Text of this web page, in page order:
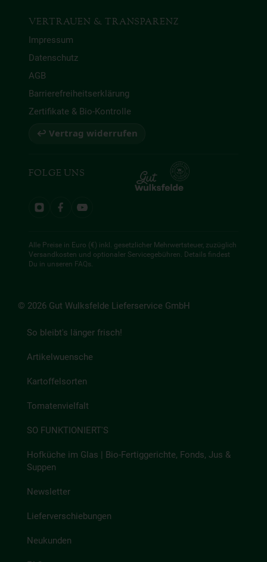
VERTRAUEN & TRANSPARENZ
Impressum
Datenschutz
AGB
Barrierefreiheitserklärung
Zertifikate & Bio-Kontrolle
↩ Vertrag widerrufen
FOLGE UNS
Alle Preise in Euro (€) inkl. gesetzlicher Mehrwertsteuer, zuzüglich
Versandkosten und optionaler Servicegebühren. Details findest
Du in unseren FAQs.
© 2026 Gut Wulksfelde Lieferservice GmbH
So bleibt's länger frisch!
Artikelwuensche
Kartoffelsorten
Tomatenvielfalt
SO FUNKTIONIERT'S
Hofküche im Glas | Bio-Fertiggerichte, Fonds, Jus &
Suppen
Newsletter
Lieferverschiebungen
Neukunden